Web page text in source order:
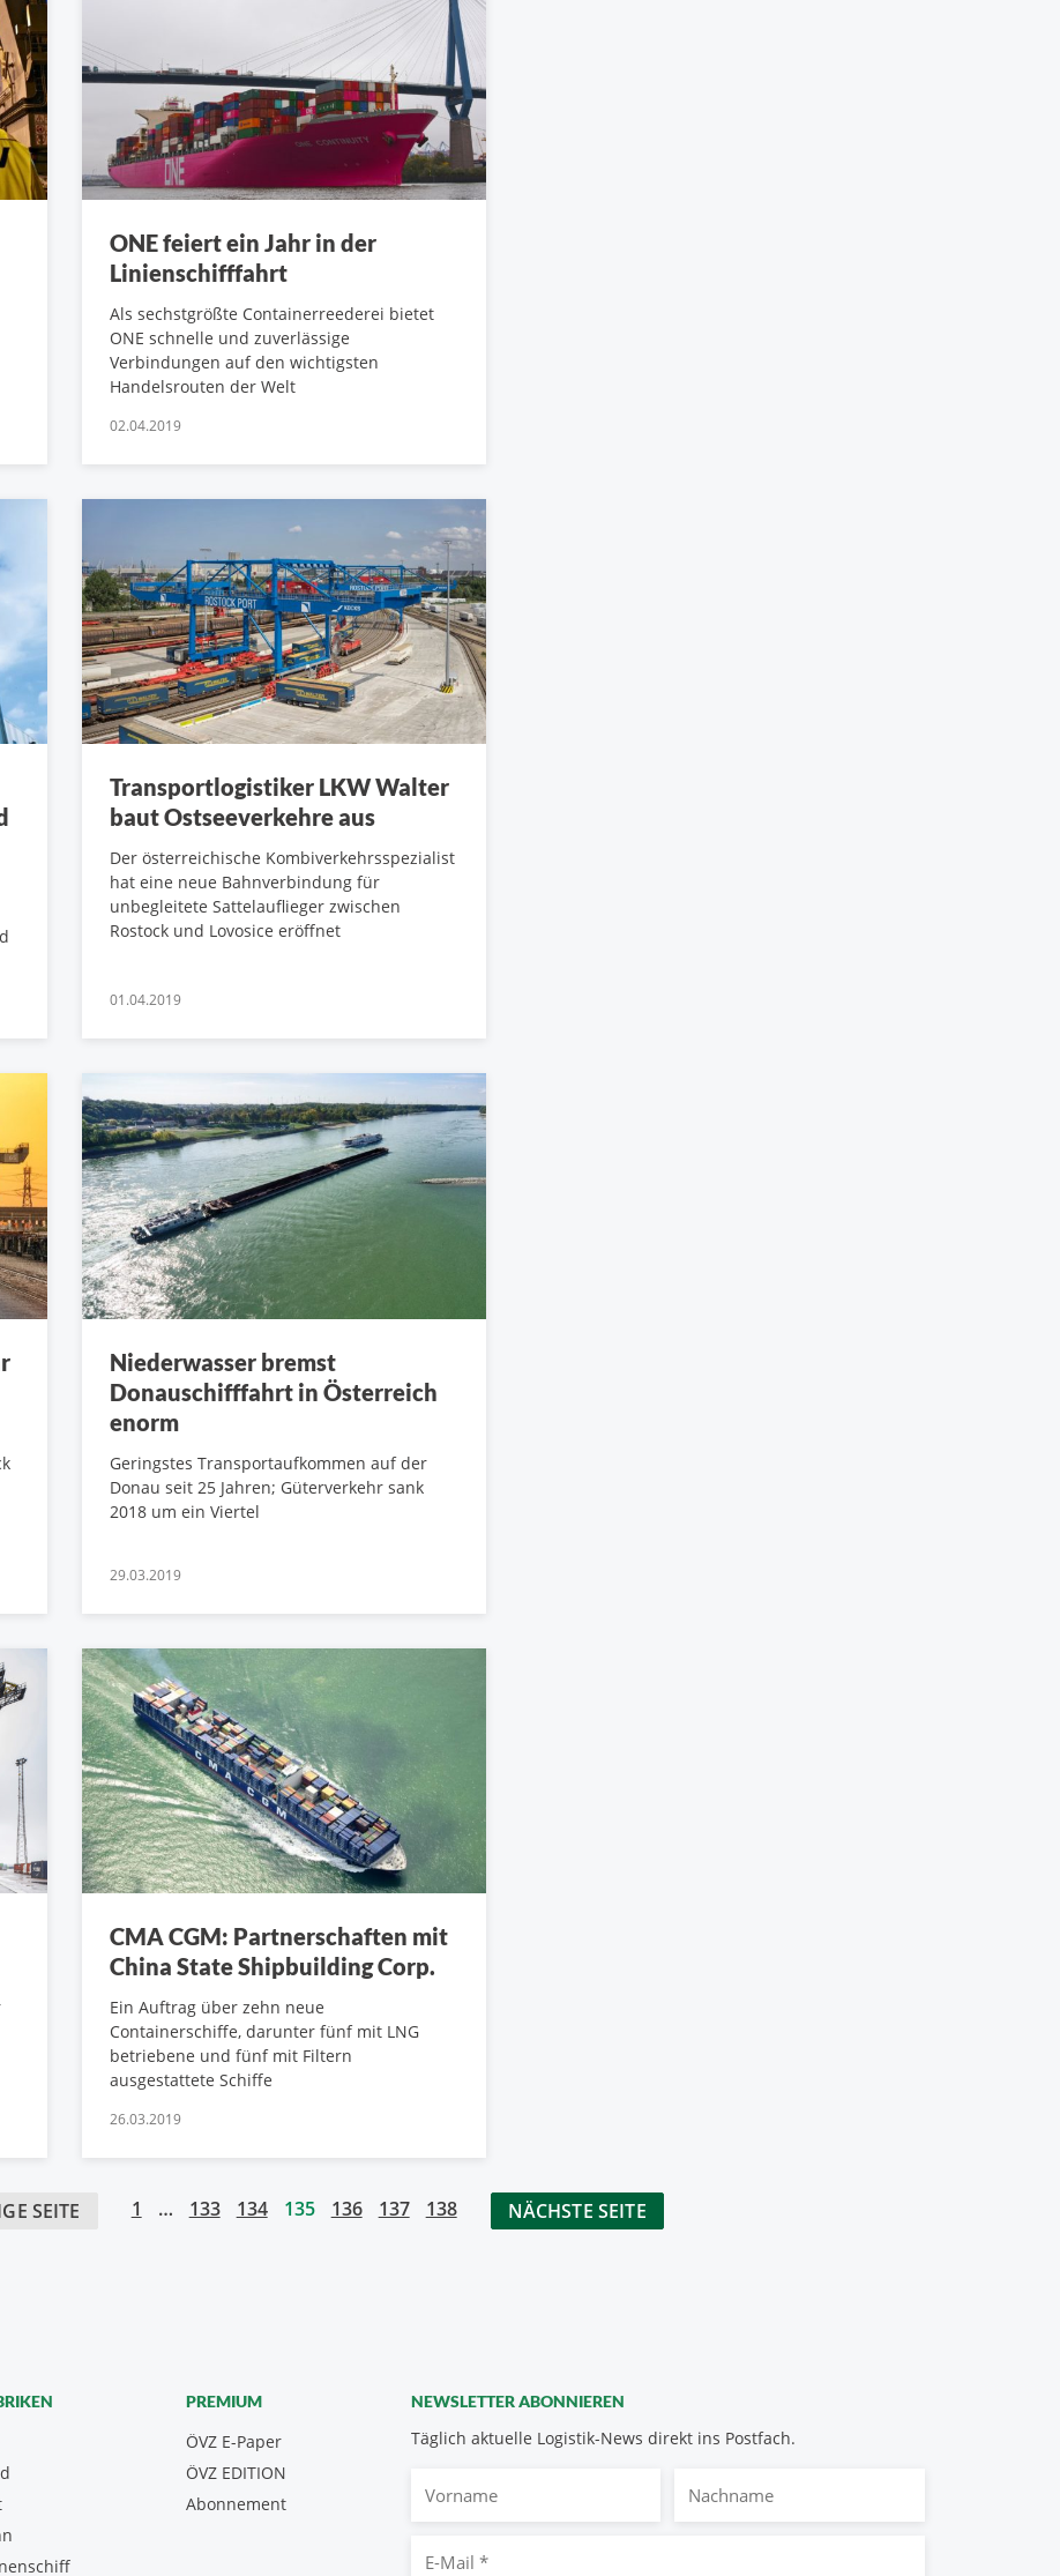
ONE feiert ein Jahr in der
Linienschifffahrt
Als sechstgrößte Containerreederei bietet
ONE schnelle und zuverlässige
Verbindungen auf den wichtigsten
Handelsrouten der Welt
02.04.2019
Transportlogistiker LKW Walter
baut Ostseeverkehre aus
Der österreichische Kombiverkehrsspezialist
hat eine neue Bahnverbindung für
unbegleitete Sattelauflieger zwischen
Rostock und Lovosice eröffnet
01.04.2019
Niederwasser bremst
Donauschifffahrt in Österreich
enorm
Geringstes Transportaufkommen auf der
Donau seit 25 Jahren; Güterverkehr sank
2018 um ein Viertel
29.03.2019
CMA CGM: Partnerschaften mit
China State Shipbuilding Corp.
Ein Auftrag über zehn neue
Containerschiffe, darunter fünf mit LNG
betriebene und fünf mit Filtern
ausgestattete Schiffe
26.03.2019
SEITE 1 … 133 134 135 136 137 138 NÄCHSTE SEITE
NEWSLETTER ABONNIEREN
Täglich aktuelle Logistik-News direkt ins Postfach.
PREMIUM
ÖVZ E-Paper
Abonnement
ÖVZ EDITION